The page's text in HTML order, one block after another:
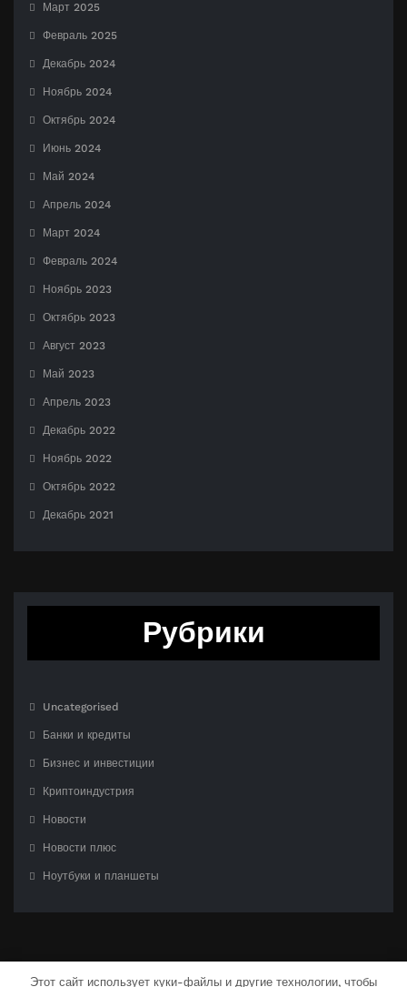
Март 2025
Февраль 2025
Декабрь 2024
Ноябрь 2024
Октябрь 2024
Июнь 2024
Май 2024
Апрель 2024
Март 2024
Февраль 2024
Ноябрь 2023
Октябрь 2023
Август 2023
Май 2023
Апрель 2023
Декабрь 2022
Ноябрь 2022
Октябрь 2022
Декабрь 2021
Рубрики
Uncategorised
Банки и кредиты
Бизнес и инвестиции
Криптоиндустрия
Новости
Новости плюс
Ноутбуки и планшеты
Этот сайт использует куки-файлы и другие технологии, чтобы